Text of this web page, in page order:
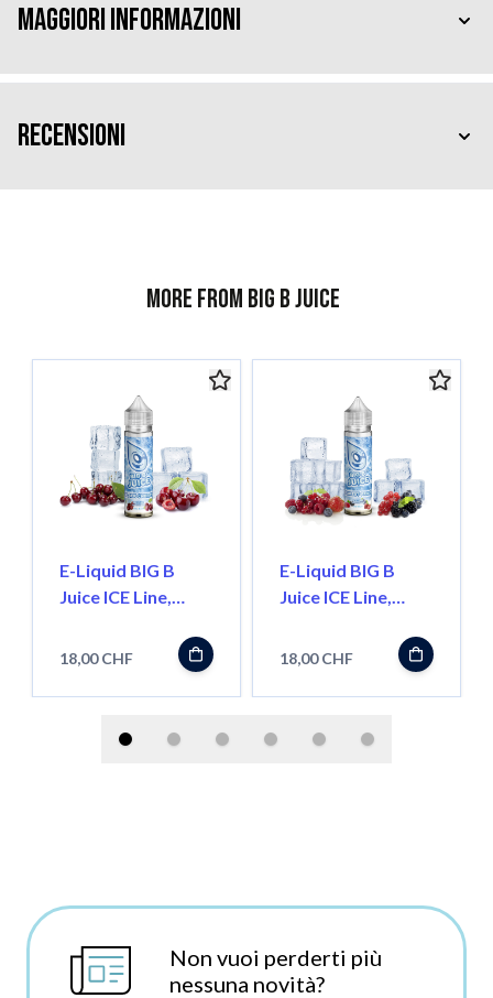
Maggiori Informazioni
Recensioni
More from Big B Juice
E-Liquid BIG B
Juice ICE Line,
''Shortfill''
18,00 CHF
E-Liquid BIG B
Juice ICE Line,
''Shortfill''
18,00 CHF
Non vuoi perderti più
nessuna novità?